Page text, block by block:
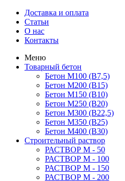
Доставка и оплата
Статьи
О нас
Контакты
Меню
Товарный бетон
Бетон М100 (B7,5)
Бетон М200 (В15)
Бетон М150 (В10)
Бетон М250 (В20)
Бетон М300 (В22,5)
Бетон М350 (В25)
Бетон М400 (В30)
Строительный раствор
РАСТВОР М - 50
РАСТВОР М - 100
РАСТВОР М - 150
РАСТВОР М - 200